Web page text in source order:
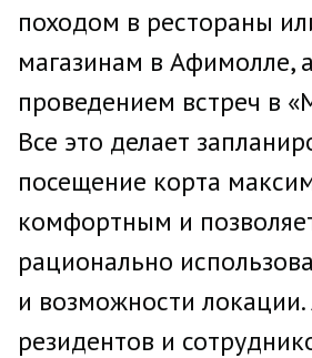
походом в рестораны
магазинам в Афимолле,
проведением встреч в
Все это делает
посещение корта
комфортным и
рационально
и возможности локации.
резидентов и